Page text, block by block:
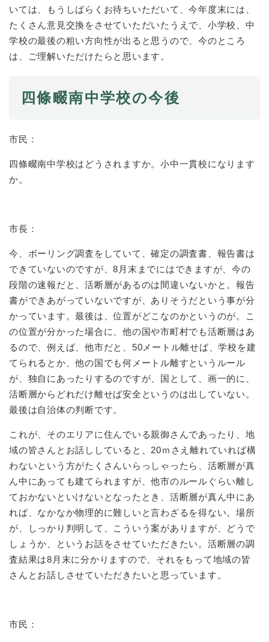
いては、もうしばらくお待ちいただいて、今年度末には、
たくさん意見交換をさせていただいたうえで、小学校、中
学校の最後の粗い方向性が出ると思うので、今のところ
は、ご理解いただけたらと思います。
四條畷南中学校の今後
市民：
四條畷南中学校はどうされますか。小中一貫校になります
か。
市長：
今、ボーリング調査をしていて、確定の調査書、報告書は
できていないのですが、8月末までにはできますが、今の
段階の速報だと、活断層があるのは間違いないかと。報告
書ができあがっていないですが、ありそうだという事が分
かっています。最後は、位置がどこなのかというのが。こ
の位置が分かった場合に、他の国や市町村でも活断層はあ
るので、例えば、他市だと、50メートル離せば、学校を建
てられるとか、他の国でも何メートル離すというルール
が、独自にあったりするのですが、国として、画一的に、
活断層からどれだけ離せば安全というのは出していない。
最後は自治体の判断です。
これが、そのエリアに住んでいる親御さんであったり、地
域の皆さんとお話ししていると、20ｍさえ離れていれば構
わないという方がたくさんいらっしゃったら、活断層が真
ん中にあっても建てられますが、他市のルールぐらい離し
ておかないといけないとなったとき、活断層が真ん中にあ
れば、なかなか物理的に難しいと言わざるを得ない。場所
が、しっかり判明して、こういう案がありますが、どうで
しょうか、というお話をさせていただきたい。活断層の調
査結果は8月末に分かりますので、それをもって地域の皆
さんとお話しさせていただきたいと思っています。
市民：